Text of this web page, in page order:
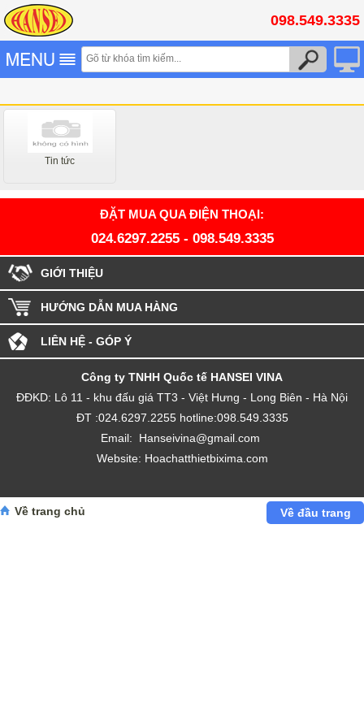
098.549.3335
Tin tức
ĐẶT MUA QUA ĐIỆN THOẠI:
024.6297.2255- 098.549.3335
GIỚI THIỆU
HƯỚNG DẪN MUA HÀNG
LIÊN HỆ - GÓP Ý
Công ty TNHH Quốc tế HANSEI VINA
ĐĐKD: Lô 11 - khu đấu giá TT3 - Việt Hưng - Long Biên - Hà Nội
ĐT :024.6297.2255hotline:098.549.3335
Email: Hanseivina@gmail.com
Website: Hoachatthietbixima.com
Về đầu trang
Về trang chủ